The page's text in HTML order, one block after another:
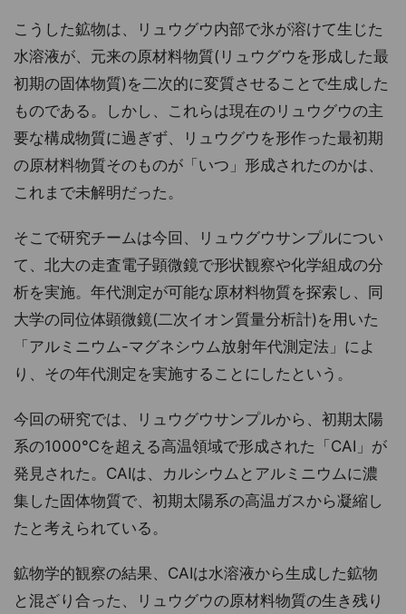
こうした鉱物は、リュウグウ内部で氷が溶けて生じた
水溶液が、元来の原材料物質(リュウグウを形成した最
初期の固体物質)を二次的に変質させることで生成した
ものである。しかし、これらは現在のリュウグウの主
要な構成物質に過ぎず、リュウグウを形作った最初期
の原材料物質そのものが「いつ」形成されたのかは、
これまで未解明だった。
そこで研究チームは今回、リュウグウサンプルについ
て、北大の走査電子顕微鏡で形状観察や化学組成の分
析を実施。年代測定が可能な原材料物質を探索し、同
大学の同位体顕微鏡(二次イオン質量分析計)を用いた
「アルミニウム-マグネシウム放射年代測定法」によ
り、その年代測定を実施することにしたという。
今回の研究では、リュウグウサンプルから、初期太陽
系の1000℃を超える高温領域で形成された「CAI」が
発見された。CAIは、カルシウムとアルミニウムに濃
集した固体物質で、初期太陽系の高温ガスから凝縮し
たと考えられている。
鉱物学的観察の結果、CAIは水溶液から生成した鉱物
と混ざり合った、リュウグウの原材料物質の生き残り